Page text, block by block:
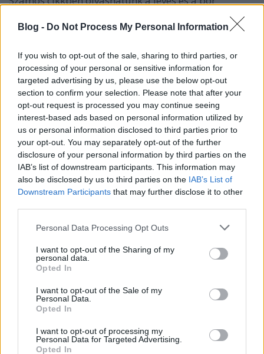
Blog - Do Not Process My Personal Information
If you wish to opt-out of the sale, sharing to third parties, or
processing of your personal or sensitive information for
targeted advertising by us, please use the below opt-out
section to confirm your selection. Please note that after your
opt-out request is processed you may continue seeing
interest-based ads based on personal information utilized by
us or personal information disclosed to third parties prior to
your opt-out. You may separately opt-out of the further
disclosure of your personal information by third parties on the
IAB’s list of downstream participants. This information may
also be disclosed by us to third parties on the IAB’s List of
Downstream Participants that may further disclose it to other
Please note that this website/app uses one or more Google
not limited to your visit or usage behaviour. You may click to
grant or deny consent to Google and its third-party tags to
use your data for below specified purposes in below Google
consent section.
Personal Data Processing Opt Outs
I want to opt-out of the Sharing of my
personal data.
Opted In
I want to opt-out of the Sale of my
Personal Data.
Opted In
I want to opt-out of processing my
Personal Data for Targeted Advertising.
Opted In
párosításának kihívásairól. Talán az utolsó dolog
amire a leves adta jóllakottság előtt, után és közben
vegyünk magunkhoz. És igaz az is, hogy a húsos
levesek kölcsönhatása, az alapok és a hozzávalók
összjátéka…
Ínycsiklandó fogások és bordói borok
karácsonyra
Komplett bor-étel kombinációkat mutatunk,
hogy ne kelljen neked kitalálnod.